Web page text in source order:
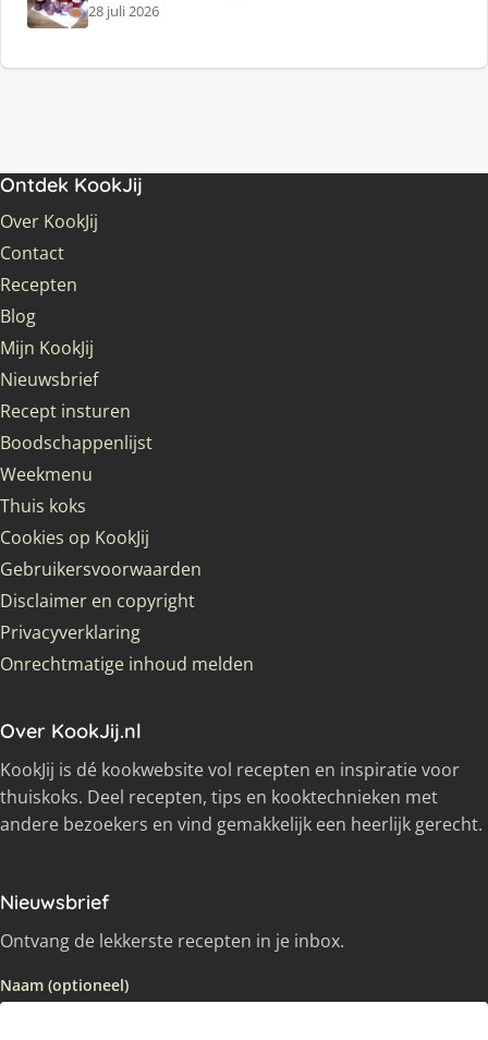
28 juli 2026
Ontdek KookJij
Over KookJij
Contact
Recepten
Blog
Mijn KookJij
Nieuwsbrief
Recept insturen
Boodschappenlijst
Weekmenu
Thuis koks
Cookies op KookJij
Gebruikersvoorwaarden
Disclaimer en copyright
Privacyverklaring
Onrechtmatige inhoud melden
Over KookJij.nl
KookJij is dé kookwebsite vol recepten en inspiratie voor
thuiskoks. Deel recepten, tips en kooktechnieken met
andere bezoekers en vind gemakkelijk een heerlijk gerecht.
Nieuwsbrief
Ontvang de lekkerste recepten in je inbox.
Naam (optioneel)